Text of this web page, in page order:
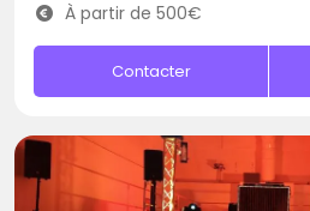
À partir de 500€
Contacter